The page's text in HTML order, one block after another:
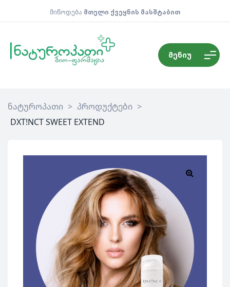
მიწოდება მთელი ქვეყნის მასშტაბით
მენიუ
ნატუროპათი > პროდუქტები >
DXT!NCT SWEET EXTEND